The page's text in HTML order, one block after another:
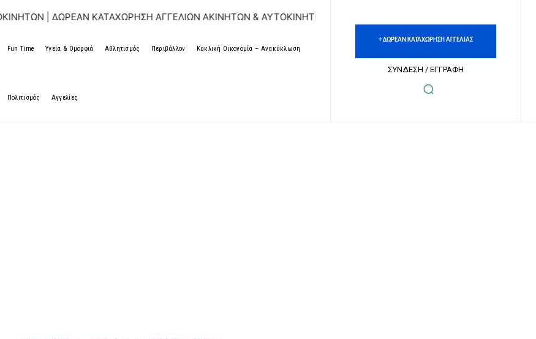
ΚΑΤΑΧΩΡΗΣΗ ΑΓΓΕΛΙΩΝ ΑΚΙΝΗΤΩΝ & ΑΥΤΟΚΙΝΗΤΩΝ | ΔΩΡΕΑΝ ΚΑΤΑΧΩΡΗΣΗ ΑΓΓΕΛΙΩΝ ΑΚΙΝΗΤΩΝ &
Fun Time Υγεία & Ομορφιά Αθλητισμός Περιβάλλον Κυκλική Οικονομία – Ανακύκλωση
Πολιτισμός Αγγελίες
+ ΔΩΡΕΑΝ ΚΑΤΑΧΩΡΗΣΗ ΑΓΓΕΛΙΑΣ
ΣΥΝΔΕΣΗ / ΕΓΓΡΑΦΗ